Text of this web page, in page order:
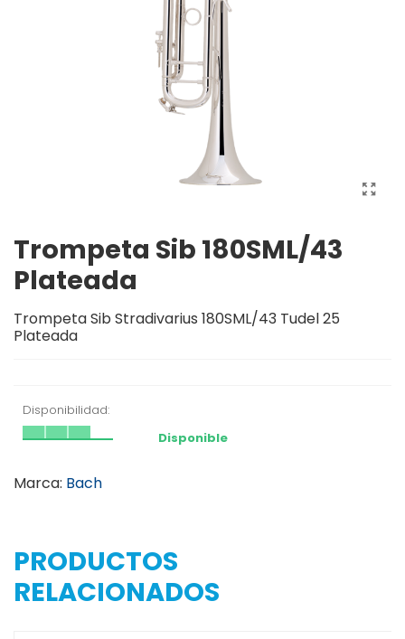
Trompeta Sib 180SML/43
Plateada
Trompeta Sib Stradivarius 180SML/43 Tudel 25
Plateada
Disponibilidad:
Disponible
Marca: Bach
PRODUCTOS
RELACIONADOS